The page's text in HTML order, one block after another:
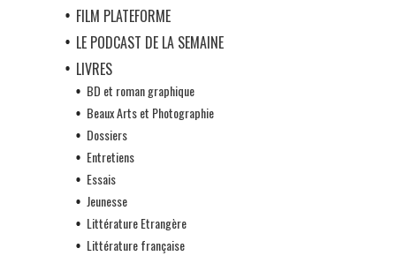
FILM PLATEFORME
LE PODCAST DE LA SEMAINE
LIVRES
BD et roman graphique
Beaux Arts et Photographie
Dossiers
Entretiens
Essais
Jeunesse
Littérature Etrangère
Littérature française